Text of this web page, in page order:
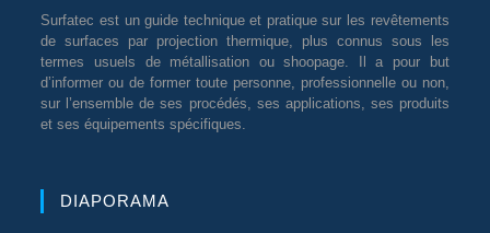
Surfatec est un guide technique et pratique sur les revêtements
de surfaces par projection thermique, plus connus sous les
termes usuels de métallisation ou shoopage. Il a pour but
d’informer ou de former toute personne, professionnelle ou non,
sur l’ensemble de ses procédés, ses applications, ses produits
et ses équipements spécifiques.
DIAPORAMA